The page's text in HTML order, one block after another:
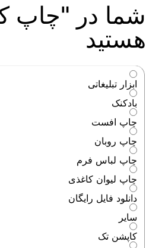
شما در "چاپ
هستید
ابزار تبلیغاتی
بادکنک
چاپ افست
چاپ روبان
چاپ لباس فرم
چاپ لیوان کاغذی
دانلود فایل رایگان
سایر
کاپشن تک